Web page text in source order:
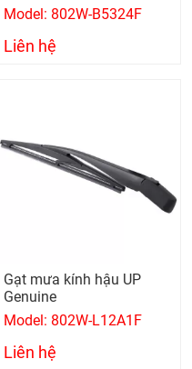
Model: 802W-B5324F
Liên hệ
Gạt mưa kính hậu UP
Genuine
Model: 802W-L12A1F
Liên hệ